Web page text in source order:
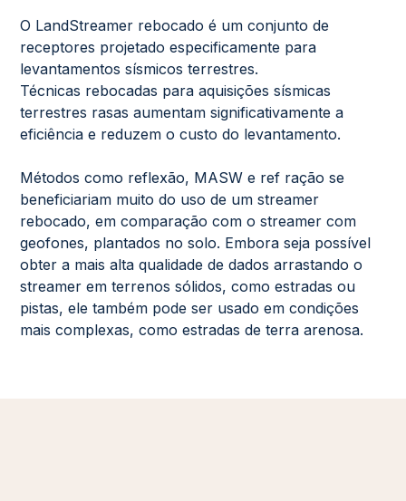
O LandStreamer rebocado é um conjunto de
receptores projetado especificamente para
levantamentos sísmicos terrestres.
Técnicas rebocadas para aquisições sísmicas
terrestres rasas aumentam significativamente a
eficiência e reduzem o custo do levantamento.
Métodos como reflexão, MASW e ref ração se
beneficiariam muito do uso de um streamer
rebocado, em comparação com o streamer com
geofones, plantados no solo. Embora seja possível
obter a mais alta qualidade de dados arrastando o
streamer em terrenos sólidos, como estradas ou
pistas, ele também pode ser usado em condições
mais complexas, como estradas de terra arenosa.